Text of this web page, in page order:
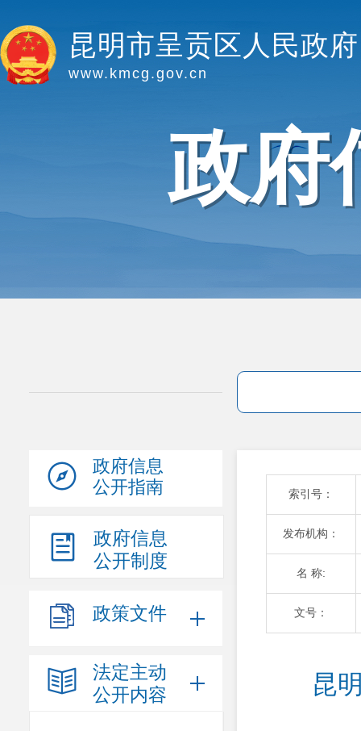
昆明市呈贡区人民政府
www.kmcg.gov.cn
政府
政府信息
公开指南
政府信息
公开制度
政策文件
法定主动
公开内容
索引号：
发布机构：
名 称:
文号：
昆